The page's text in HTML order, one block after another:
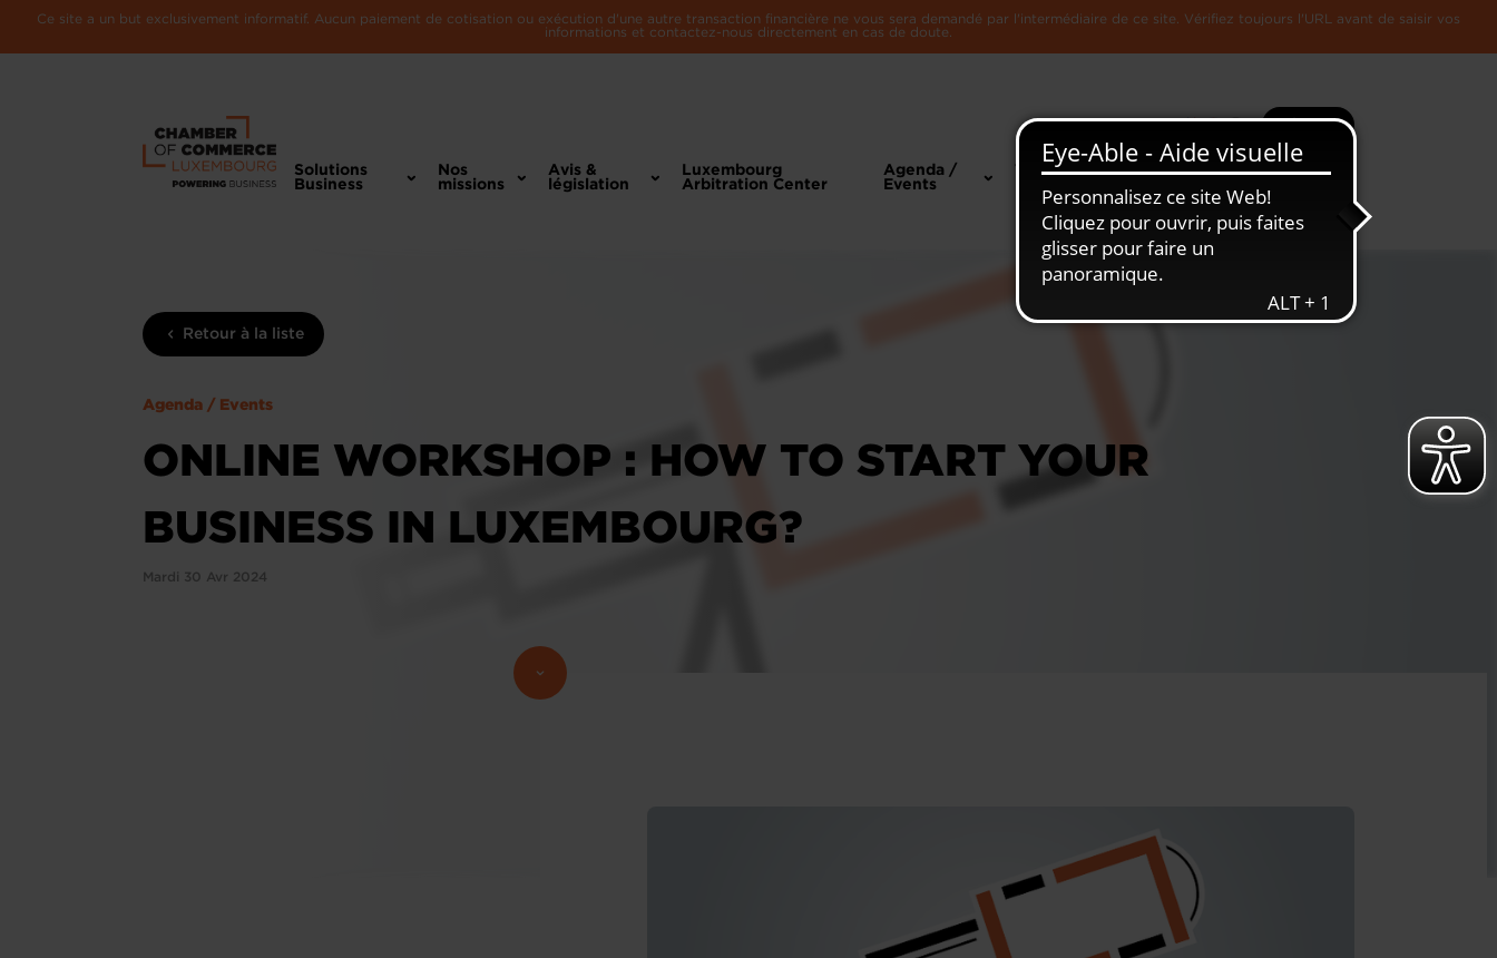
Ce site a un but exclusivement informatif. Aucun paiement de cotisation ou exécution d'une autre transaction financière ne vous sera demandé par l'intermédiaire de ce site. Vérifiez toujours l'URL avant de saisir vos
informations et contactez-nous directement en cas de doute.
Recherche Plus
Solutions
Business
Nos
missions
Avis &
législation
Luxembourg
Arbitration Center
Agenda /
Events
Toute
L'Economie
Retour à la liste
Agenda / Events
ONLINE WORKSHOP : HOW TO START YOUR
BUSINESS IN LUXEMBOURG?
Mardi 30 Avr 2024